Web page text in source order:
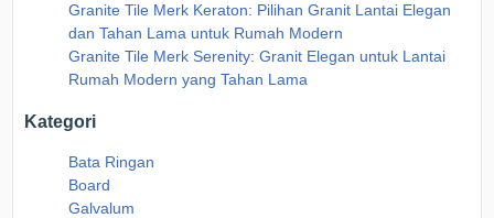
Granite Tile Merk Keraton: Pilihan Granit Lantai Elegan
dan Tahan Lama untuk Rumah Modern
Granite Tile Merk Serenity: Granit Elegan untuk Lantai
Rumah Modern yang Tahan Lama
Kategori
Bata Ringan
Board
Galvalum